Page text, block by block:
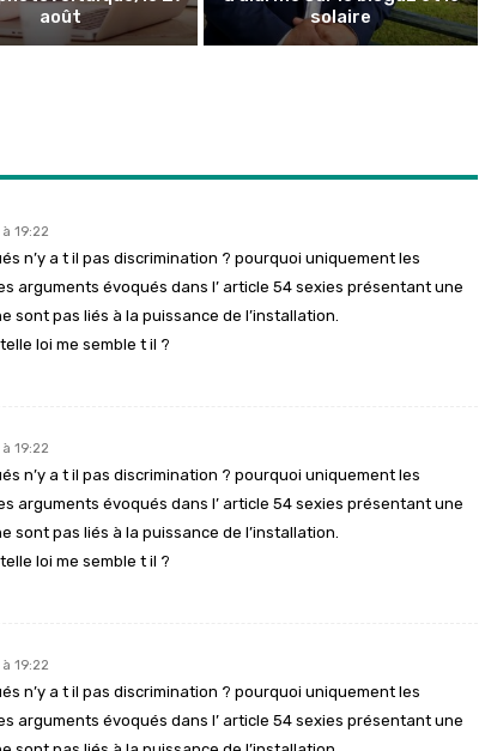
août
solaire
19:22
n’y a t il pas discrimination ? pourquoi uniquement les
arguments évoqués dans l’ article 54 sexies présentant une
sont pas liés à la puissance de l’installation.
loi me semble t il ?
19:22
n’y a t il pas discrimination ? pourquoi uniquement les
arguments évoqués dans l’ article 54 sexies présentant une
sont pas liés à la puissance de l’installation.
loi me semble t il ?
19:22
n’y a t il pas discrimination ? pourquoi uniquement les
arguments évoqués dans l’ article 54 sexies présentant une